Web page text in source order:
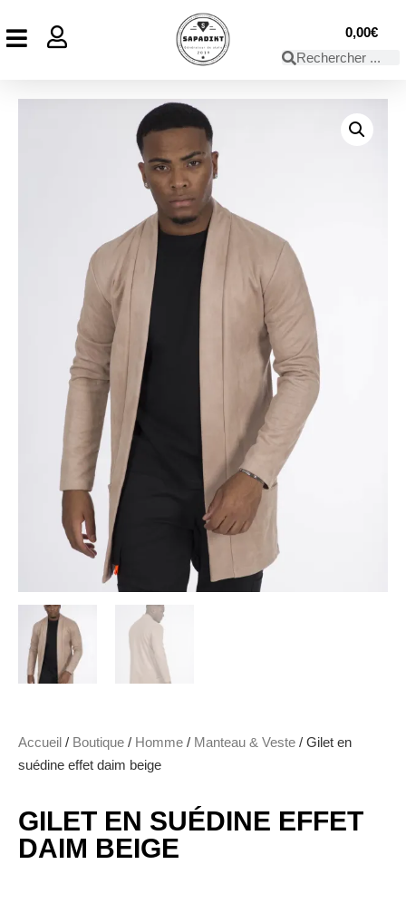
0,00€
Accueil / Boutique / Homme / Manteau & Veste / Gilet en
suédine effet daim beige
GILET EN SUÉDINE EFFET
DAIM BEIGE